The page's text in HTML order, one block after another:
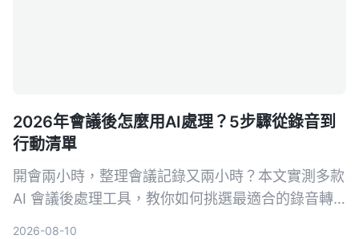
2026年會議後怎麼用AI處理？5步驟從錄音到
行動清單
開會兩小時，整理會議記錄又兩小時？本文實測多款
AI 會議後處理工具，教你如何挑選最適合的錄音轉
2026-08-10